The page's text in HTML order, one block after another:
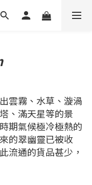
雲霧、水草、漩渦
、滿天星等的景
期氣候極冷極熱的
的翠幽靈已被收
流通的貨品甚少，